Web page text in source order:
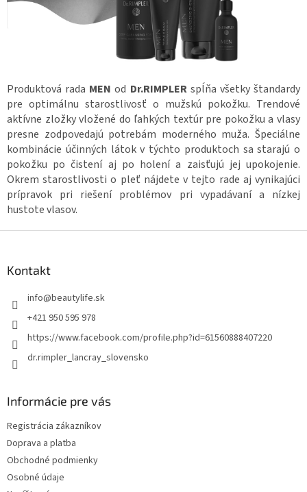
i
s
u
Produktová rada MEN od Dr.RIMPLERspĺňa všetky štandardy
pre optimálnu starostlivosť o mužskú pokožku. Trendové
aktívne zložky vložené do ľahkých textúr pre pokožku a vlasy
presne zodpovedajú potrebám moderného muža. Špeciálne
kombinácie účinných látok v týchto produktoch sa starajú o
pokožku po čistení aj po holení a zaisťujú jej upokojenie.
Okrem starostlivosti o pleť nájdete v tejto rade aj vynikajúci
prípravok pri riešení problémov pri vypadávaní a nízkej
hustote vlasov.
Kontakt
info@beautylife.sk
+421 950 595 978
https://www.facebook.com/profile.php?id=61560888407220
dr.rimpler_lancray_slovensko
Informácie pre vás
Registrácia zákazníkov
Doprava a platba
Obchodné podmienky
Osobné údaje